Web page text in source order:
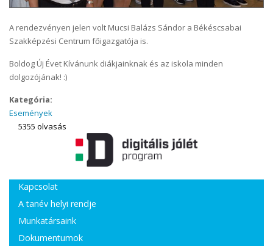
A rendezvényen jelen volt Mucsi Balázs Sándor a Békéscsabai
Szakképzési Centrum főigazgatója is.
Boldog Új Évet Kívánunk diákjainknak és az iskola minden
dolgozójának! :)
Kategória:
Események
5355 olvasás
Kapcsolat
A tanév helyi rendje
Munkatársaink
Dokumentumok